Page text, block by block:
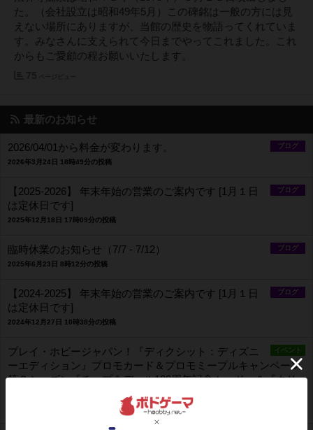
た。（会社設立は昭和49年5月）この碑銘は一般の方には見
えない場所にありますが、当館の歴史を物語ってくれていま
す。みなさんに支えられて今日までやってこれました。これ
からもご愛顧の程お願いいたします。
最新のお知らせ
ブログ
2026/04/01から料金が変わります。
2026年3月24日 18時49分の投稿
ブログ
【2025-2026】 年末年始の営業のご案内です [1月１日
は定休日です]
2025年12月18日 17時09分の投稿
ブログ
臨時休業のお知らせ（7/7 - 7/12）
2025年6月23日 8時12分の投稿
ブログ
【2024-2025】 年末年始の営業のご案内です [1月１日
は定休日です]
2024年12月27日 10時38分の投稿
イベント
プレイ・ホビージャパン！『ディクシット：ディズニ
ーエディション』プロモカード＆プロモミープルキャンペーン
第３シーズン『チップ＆デール100周年記念カード』＆『クリ
スマス100周年記念カード』